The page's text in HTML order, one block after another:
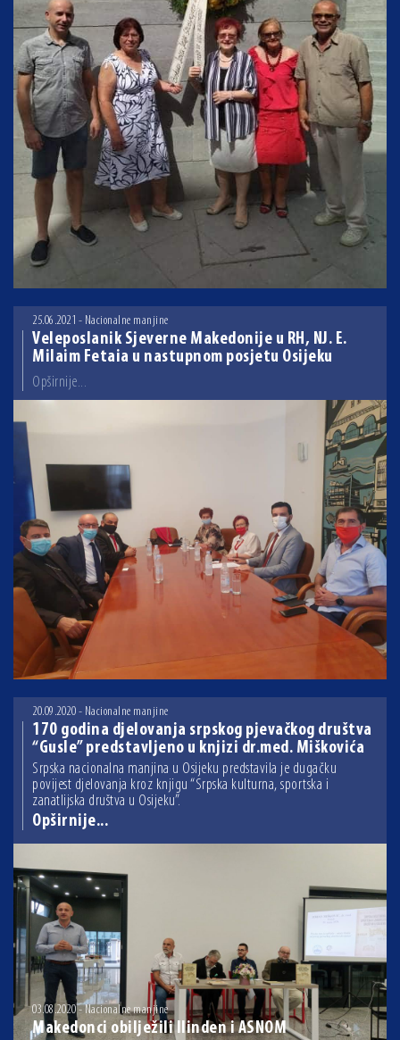
25.06.2021 - Nacionalne manjine
Veleposlanik Sjeverne Makedonije u RH, NJ. E.
Milaim Fetaia u nastupnom posjetu Osijeku
Opširnije...
20.09.2020 - Nacionalne manjine
170 godina djelovanja srpskog pjevačkog društva
“Gusle” predstavljeno u knjizi dr.med. Miškovića
Srpska nacionalna manjina u Osijeku predstavila je dugačku
povijest djelovanja kroz knjigu “Srpska kulturna, sportska i
zanatlijska društva u Osijeku”.
Opširnije...
03.08.2020 - Nacionalne manjine
Makedonci obilježili Ilinden i ASNOM